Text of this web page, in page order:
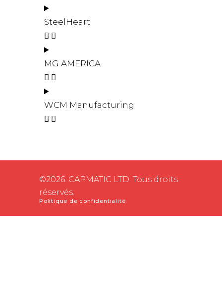
SteelHeart
MG AMERICA
WCM Manufacturing
©2026. CAPMATIC LTD. Tous droits
réservés.
Politique de confidentialité